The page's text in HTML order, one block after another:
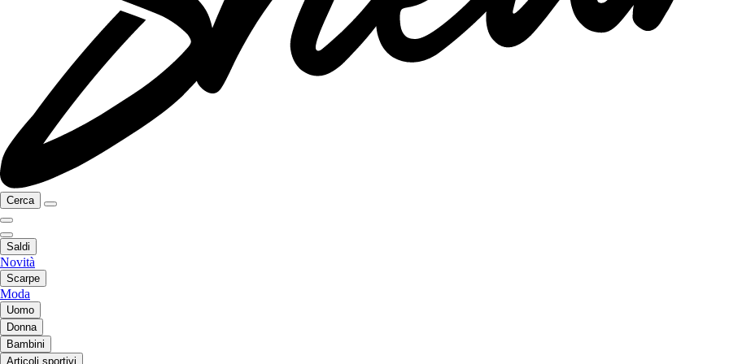
Cerca
Saldi
Novità
Scarpe
Moda
Uomo
Donna
Bambini
Articoli sportivi